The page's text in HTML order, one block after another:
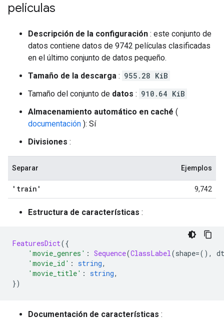
películas
Descripción de la configuración : este conjunto de
datos contiene datos de 9742 películas clasificadas
en el último conjunto de datos pequeño.
Tamaño de la descarga : 955.28 KiB
Tamaño del conjunto de datos : 910.64 KiB
Almacenamiento automático en caché (
documentación ): Sí
Divisiones :
Separar Ejemplos
'train' 9,742
Estructura de características :
FeaturesDict({
'movie_genres' : Sequence(ClassLabel(shape=(),
'movie_id' : string,
'movie_title' : string,
})
Documentación de características :